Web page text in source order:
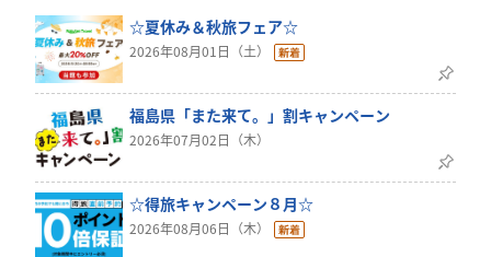
☆夏休み＆秋旅フェア☆
2026年08月01日（土）
福島県「また来て。」割キャンペーン
2026年07月02日（木）
☆得旅キャンペーン８月☆
2026年08月06日（木）